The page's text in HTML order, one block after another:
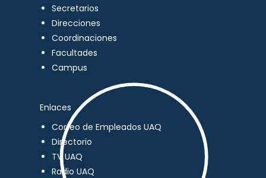
Secretarios
Direcciones
Coordinaciones
Facultades
Campus
Enlaces
Correo de Empleados UAQ
Directorio
TV UAQ
Radio UAQ